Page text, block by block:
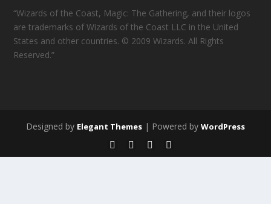
“Wizards of the Coast, Magic: The Gathering, and their logos
are trademarks of Wizards of the Coast LLC in the United
States and other countries. © 2009 Wizards. All Rights
Reserved.”
Designed by Elegant Themes | Powered by WordPress